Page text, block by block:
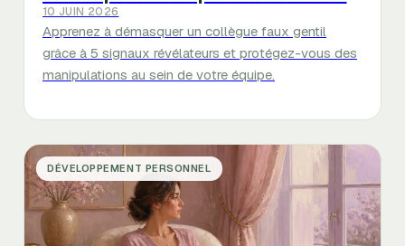
10 JUIN 2026
Apprenez à démasquer un collègue faux gentil
grâce à 5 signaux révélateurs et protégez-vous des
manipulations au sein de votre équipe.
DÉVELOPPEMENT PERSONNEL